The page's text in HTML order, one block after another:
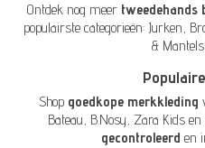
Ontdek nog meer tweedehands
populairste categorieën: Jurken,
& Mantels
Shop goedkope merkkleding
Bateau, B.Nosy, Zara Kids en
gecontroleerd en